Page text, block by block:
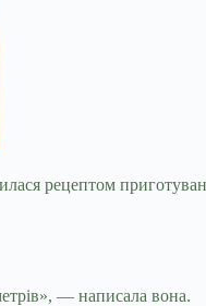
рецептом
— написала вона.